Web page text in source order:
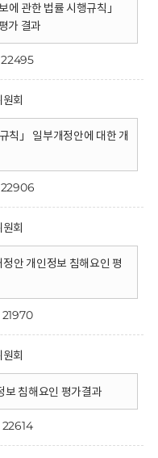
에 관한 법률 시행규칙」
가 결과
22495
회
칙」 일부개정안에 대한 개
22906
회
안 개인정보 침해요인 평
21970
회
보 침해요인 평가결과
22614